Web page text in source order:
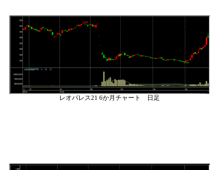
レオパレス21 6か月チャート 日足